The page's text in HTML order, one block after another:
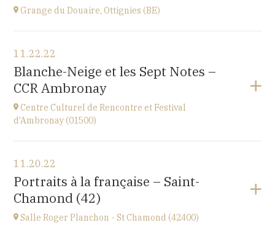
Grange du Douaire, Ottignies (BE)
Grange du Douaire, Ottignies (BE)
Espace du Coeur de Ville 2, 1340 Ottignies,
BELGIQUE
Go to site
11.22.22
Blanche-Neige et les Sept Notes –
CCR Ambronay
Centre Culturel de Rencontre et Festival
d'Ambronay (01500)
Place de l'Abbaye
at10H
11.20.22
Portraits à la française – Saint-
Chamond (42)
Salle Roger Planchon - St Chamond (42400)